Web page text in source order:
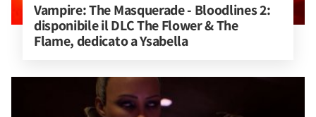
Vampire: The Masquerade - Bloodlines 2:
disponibile il DLC The Flower & The
Flame, dedicato a Ysabella